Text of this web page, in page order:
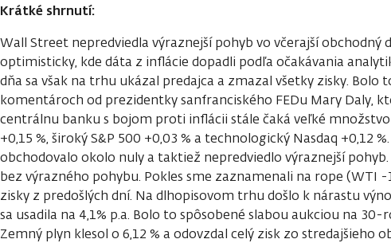
Krátké shrnutí:
Wall Street nepredviedla výraznejší pohyb vo včerajší obchodný
optimisticky, kde dáta z inflácie dopadli podľa očakávania
dňa sa však na trhu ukázal predajca a zmazal všetky zisky. Bolo
komentároch od prezidentky sanfranciského FEDu Mary Daly,
centrálnu banku s bojom proti inflácii stále čaká veľké množstvo
+0,15 %, široký S&P 500 +0,03 % a technologický Nasdaq +0,12
obchodovalo okolo nuly a taktiež nepredviedlo výraznejší
bez výrazného pohybu. Pokles sme zaznamenali na rope (WTI
zisky z predošlých dní. Na dlhopisovom trhu došlo k nárastu
sa usadila na 4,1% p.a. Bolo to spôsobené slabou aukciou na 30-
Zemný plyn klesol o 6,12 % a odovzdal celý zisk zo stredajšieho